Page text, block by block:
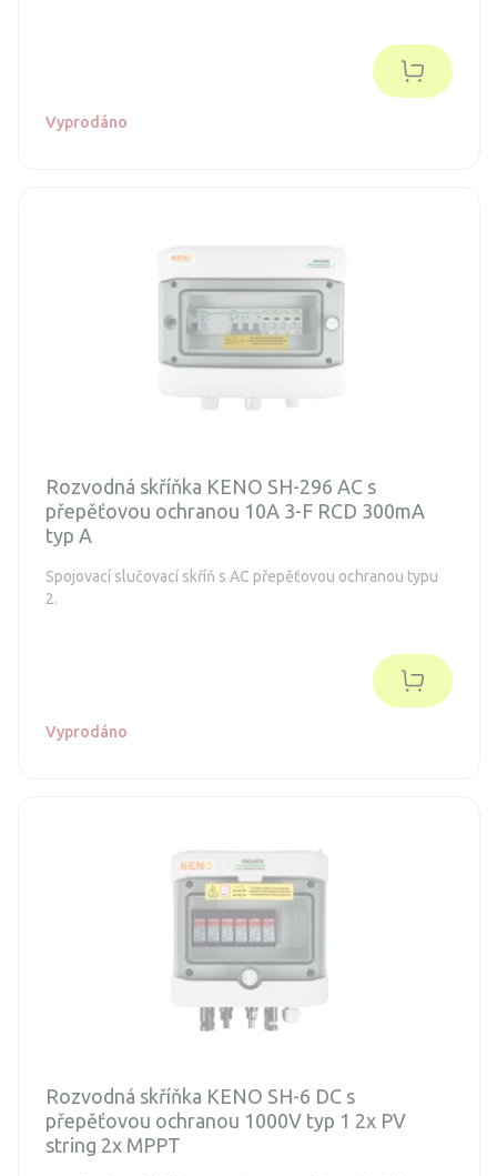
Vyprodáno
Rozvodná skříňka KENO SH-296 AC s
přepěťovou ochranou 10A 3-F RCD 300mA
typ A
Spojovací slučovací skříň s AC přepěťovou ochranou typu
2.
Vyprodáno
Rozvodná skříňka KENO SH-6 DC s
přepěťovou ochranou 1000V typ 1 2x PV
string 2x MPPT